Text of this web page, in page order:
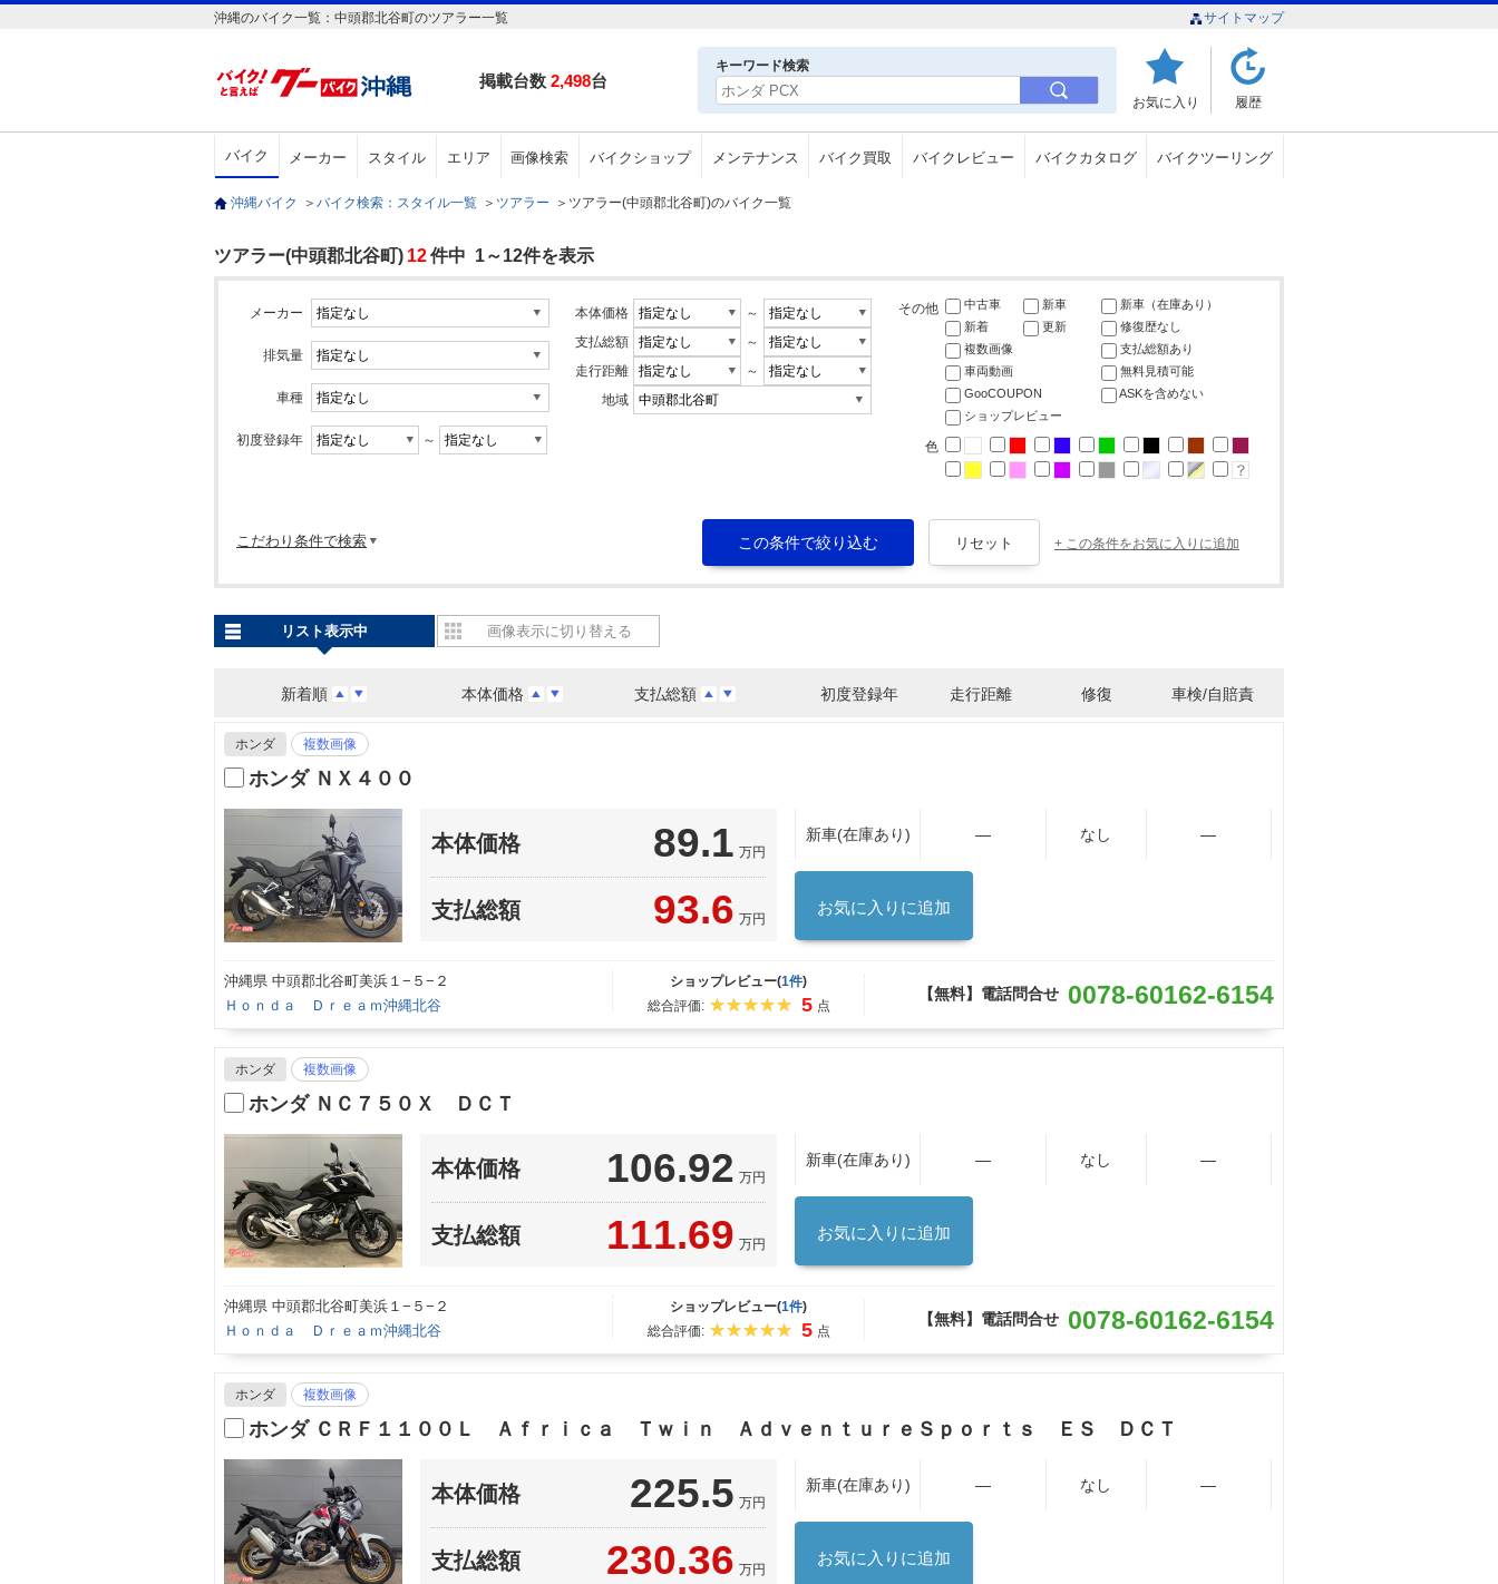
沖縄のバイク一覧：中頭郡北谷町のツアラー一覧 サイトマップ
掲載台数 2,498台
キーワード検索
お気に入り 履歴
バイク メーカー スタイル エリア 画像検索 バイクショップ メンテナンス バイク買取 バイクレビュー バイクカタログ バイクツーリング
沖縄バイク ＞ バイク検索：スタイル一覧 ＞ ツアラー ＞ ツアラー(中頭郡北谷町)のバイク一覧
ツアラー(中頭郡北谷町) 12件中 1～12件を表示
メーカー
排気量
車種
初度登録年 ～
本体価格
～
支払総額
～
走行距離
～
地域
その他 中古車 新車
新車（在庫あり）
新着
更新
修復歴なし
複数画像
支払総額あり
車両動画
無料見積可能
GooCOUPON
ASKを含めない
ショップレビュー
色
こだわり条件で検索 + この条件をお気に入りに追加
新着順 本体価格 支払総額 初度登録年 走行距離 修復 車検/自賠責
リスト表示中 画像表示に切り替える
ホンダ 複数画像
ホンダ ＮＸ４００
本体価格 89.1 万円
支払総額 93.6 万円
新車(在庫あり) ― なし ―
お気に入りに追加
沖縄県 中頭郡北谷町美浜１−５−２
Ｈｏｎｄａ Ｄｒｅａｍ沖縄北谷
ショップレビュー(1件)
総合評価:
5 点
【無料】電話問合せ 0078-60162-6154
ホンダ 複数画像
ホンダ ＮＣ７５０Ｘ ＤＣＴ
本体価格 106.92 万円
支払総額 111.69 万円
新車(在庫あり) ― なし ―
お気に入りに追加
沖縄県 中頭郡北谷町美浜１−５−２
Ｈｏｎｄａ Ｄｒｅａｍ沖縄北谷
ショップレビュー(1件)
総合評価:
5 点
【無料】電話問合せ 0078-60162-6154
ホンダ 複数画像
ホンダ ＣＲＦ１１００Ｌ Ａｆｒｉｃａ Ｔｗｉｎ ＡｄｖｅｎｔｕｒｅＳｐｏｒｔｓ ＥＳ ＤＣＴ
本体価格 225.5 万円
支払総額 230.36 万円
新車(在庫あり) ― なし ―
お気に入りに追加